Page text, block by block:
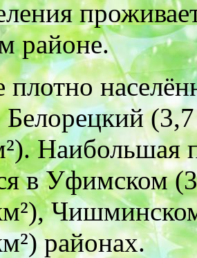
районе.
плотно
Белорецкий
Наибольшая
в Уфимском
районах.